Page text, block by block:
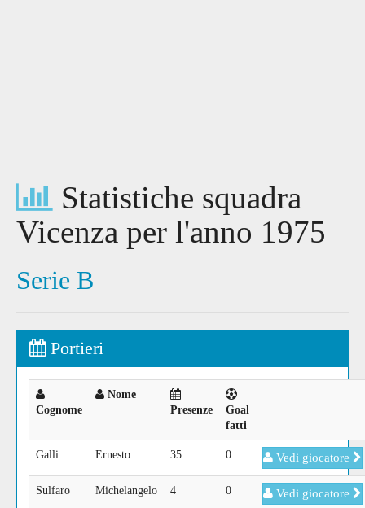
Statistiche squadra
Vicenza per l'anno 1975
Serie B
Portieri
Cognome
Nome
Presenze
Goal
fatti
Galli Ernesto 35 0 Vedi giocatore
Sulfaro Michelangelo 4 0 Vedi giocatore